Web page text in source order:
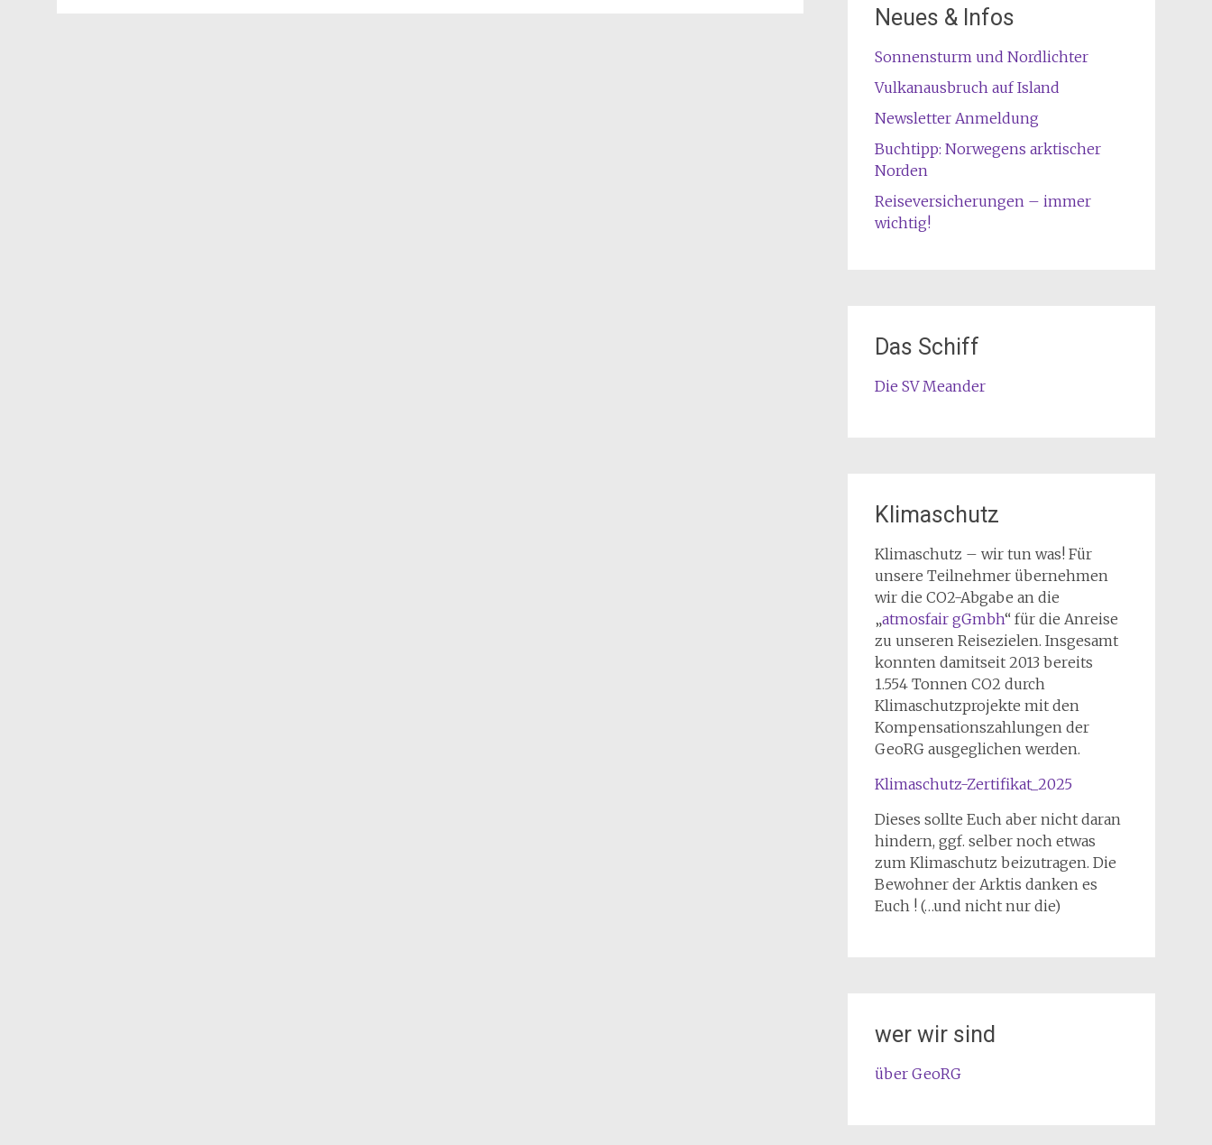
Neues & Infos
Sonnensturm und Nordlichter
Vulkanausbruch auf Island
Newsletter Anmeldung
Buchtipp: Norwegens arktischer
Norden
Reiseversicherungen – immer
wichtig!
Das Schiff
Die SV Meander
Klimaschutz
Klimaschutz – wir tun was! Für
unsere Teilnehmer übernehmen
wir die CO2-Abgabe an die
„atmosfair gGmbh“ für die Anreise
zu unseren Reisezielen. Insgesamt
konnten damitseit 2013 bereits
1.554 Tonnen CO2 durch
Klimaschutzprojekte mit den
Kompensationszahlungen der
GeoRG ausgeglichen werden.
Klimaschutz-Zertifikat_2025
Dieses sollte Euch aber nicht daran
hindern, ggf. selber noch etwas
zum Klimaschutz beizutragen. Die
Bewohner der Arktis danken es
Euch ! (…und nicht nur die)
wer wir sind
über GeoRG